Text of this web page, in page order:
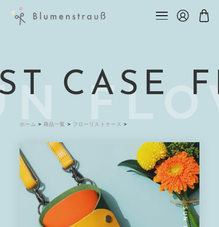
CASE
ホーム >商品一覧 > フローリストケース >